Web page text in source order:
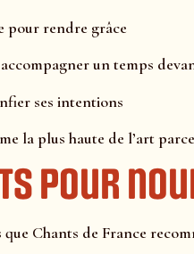
pour rendre grâce
un temps
ses intentions
la plus haute de l’art
pour
Chants de France